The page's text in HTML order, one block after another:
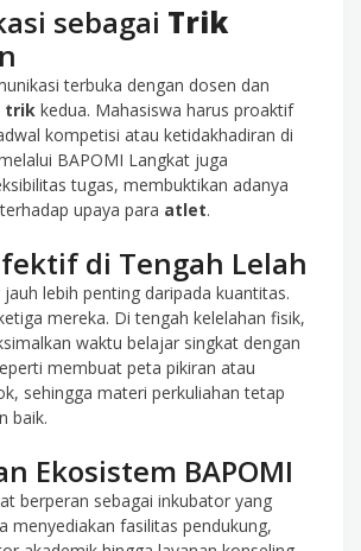
sebagai Trik
terbuka dengan dosen dan
trik kedua. Mahasiswa harus proaktif
kompetisi atau ketidakhadiran di
BAPOMI Langkat juga
tugas, membuktikan adanya
upaya para atlet.
di Tengah Lelah
lebih penting daripada kuantitas.
mereka. Di tengah kelelahan fisik,
waktu belajar singkat dengan
membuat peta pikiran atau
sehingga materi perkuliahan tetap
baik.
Ekosistem BAPOMI
berperan sebagai inkubator yang
menyediakan fasilitas pendukung,